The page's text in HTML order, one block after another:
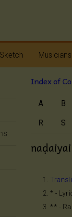
Melody
Rhythm
Index of
A B
R S
* -
** -